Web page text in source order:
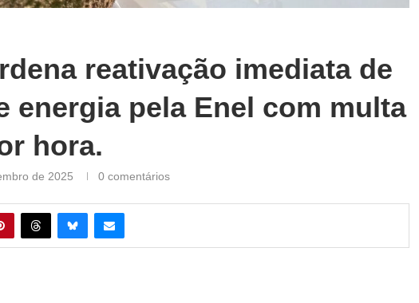
reativação imediata de
energia pela Enel com multa
hora.
de 2025 0 comentários